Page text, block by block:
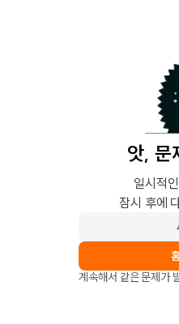
앗, 문
일시적
잠시 후에
계속해서 같은 문제가